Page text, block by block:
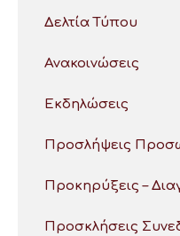
Δελτία Τύπου
Ανακοινώσεις
Εκδηλώσεις
Προσλήψεις
Προκηρύξεις –
Προσκλήσεις